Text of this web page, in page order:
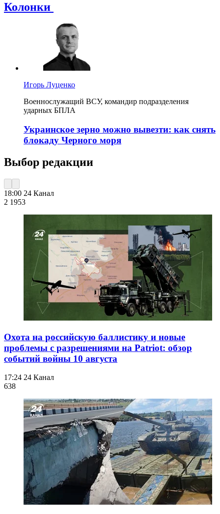
Колонки
Игорь Луценко
Военнослужащий ВСУ, командир подразделения
ударных БПЛА
Украинское зерно можно вывезти: как снять
блокаду Черного моря
Выбор редакции
18:00 24 Канал
2 1953
Охота на российскую баллистику и новые
проблемы с разрешениями на Patriot: обзор
событий войны 10 августа
17:24 24 Канал
638